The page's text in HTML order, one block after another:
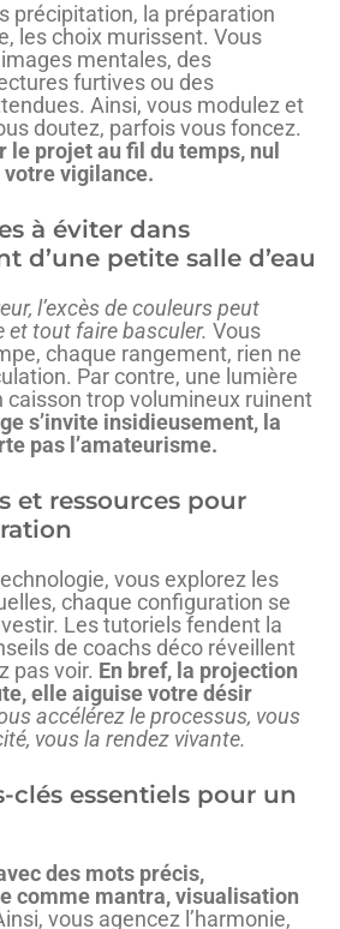
précipitation, la préparation
les choix murissent. Vous
mentales, des
furtives ou des
Ainsi, vous modulez et
doutez, parfois vous foncez.
projet au fil du temps, nul
votre vigilance.
à éviter dans
d’une petite salle d’eau
l’excès de couleurs peut
et tout faire basculer. Vous
chaque rangement, rien ne
Par contre, une lumière
caisson trop volumineux ruinent
s’invite insidieusement, la
pas l’amateurisme.
et ressources pour
vous explorez les
chaque configuration se
Les tutoriels fendent la
de coachs déco réveillent
pas voir. En bref, la projection
elle aiguise votre désir
accélérez le processus, vous
vous la rendez vivante.
clés essentiels pour un
des mots précis,
comme mantra, visualisation
vous agencez l’harmonie,